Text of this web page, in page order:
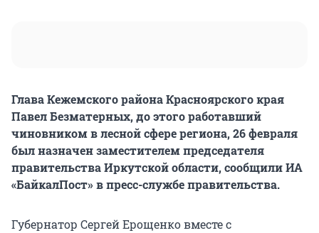
Глава Кежемского района Красноярского края
Павел Безматерных, до этого работавший
чиновником в лесной сфере региона, 26 февраля
был назначен заместителем председателя
правительства Иркутской области, сообщили ИА
«БайкалПост» в пресс-службе правительства.
Губернатор Сергей Ерощенко вместе с